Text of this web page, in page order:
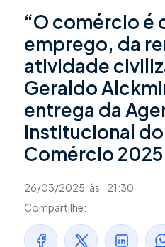
“O comércio é
emprego, da
atividade
Geraldo
entrega da
Institucional
Comércio 2025
26/03/2025 às
21:30
Compartilhe: